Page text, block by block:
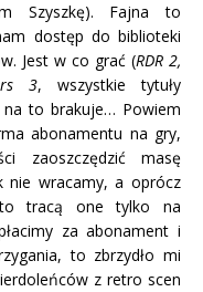
Szyszkę). Fajna to
dostęp do biblioteki
Jest w co grać (RDR 2,
3, wszystkie tytuły
na to brakuje… Powiem
abonamentu na gry,
zaoszczędzić masę
nie wracamy, a oprócz
to tracą one tylko na
za abonament i
to zbrzydło mi
z retro scen